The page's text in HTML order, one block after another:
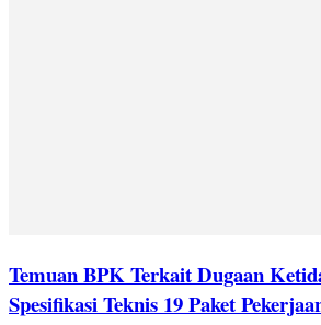
Temuan BPK Terkait Dugaan
Spesifikasi Teknis 19 Paket